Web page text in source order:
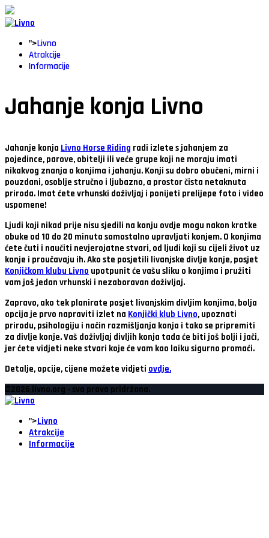
">Livno
Atrakcije
Informacije
Jahanje konja Livno
Jahanje konja Livno Horse Riding radi izlete s jahanjem za
pojedince, parove, obitelji ili veće grupe koji ne moraju imati
nikakvog znanja o konjima i jahanju. Konji su dobro obučeni, mirni i
pouzdani, osoblje stručno i ljubazno, a prostor čista netaknuta
priroda. Imat ćete vrhunski doživljaj i ponijeti prelijepe foto i video
uspomene!
Ljudi koji nikad prije nisu sjedili na konju ovdje mogu nakon kratke
obuke od 10 do 20 minuta samostalno upravljati konjem. O konjima
ćete čuti i naučiti nevjerojatne stvari, od ljudi koji su cijeli život uz
konje i proučavaju ih. Ako ste posjetili livanjske divlje konje, posjet
Konjičkom klubu Livno upotpunit će vašu sliku o konjima i pružiti
vam još jedan vrhunski i nezaboravan doživljaj.
Zapravo, ako tek planirate posjet livanjskim divljim konjima, bolja
opcija je prvo napraviti izlet na Konjički klub Livno, upoznati
prirodu, psihologiju i način razmišljanja konja i tako se pripremiti
za divlje konje. Vaš doživljaj divljih konja tada će biti još bolji i jači,
jer ćete vidjeti neke stvari koje će vam kao laiku sigurno promaći.
Detalje, opcije, cijene možete vidjeti ovdje.
©2026 livno.org - sva prava pridržana.
">Livno
Atrakcije
Informacije